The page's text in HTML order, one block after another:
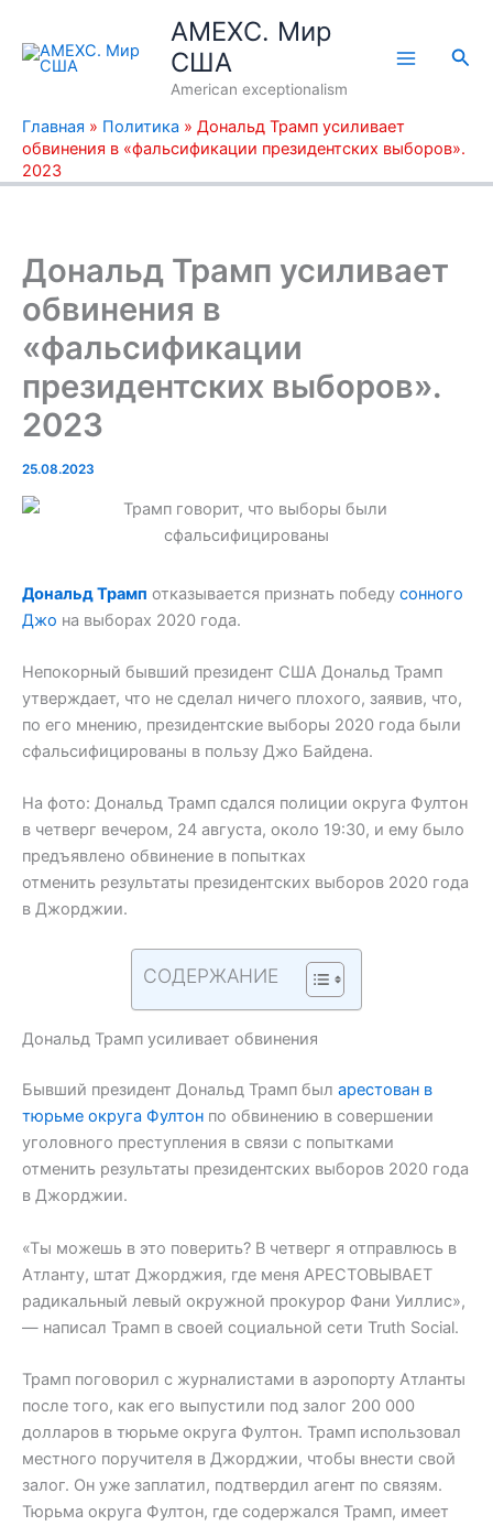
содержимому
AMEXC. Мир
США
American exceptionalism
Главная » Политика » Дональд Трамп усиливает
обвинения в «фальсификации президентских выборов».
2023
Дональд Трамп усиливает
обвинения в
«фальсификации
президентских выборов».
2023
25.08.2023
Дональд Трамп отказывается признать победу сонного
Джо на выборах 2020 года.
Непокорный бывший президент США Дональд Трамп
утверждает, что не сделал ничего плохого, заявив, что,
по его мнению, президентские выборы 2020 года были
сфальсифицированы в пользу Джо Байдена.
На фото: Дональд Трамп сдался полиции округа Фултон
в четверг вечером, 24 августа, около 19:30, и ему было
предъявлено обвинение в попытках
отменить результаты президентских выборов 2020 года
в Джорджии.
СОДЕРЖАНИЕ
Дональд Трамп усиливает обвинения
Бывший президент Дональд Трамп был арестован в
тюрьме округа Фултон по обвинению в совершении
уголовного преступления в связи с попытками
отменить результаты президентских выборов 2020 года
в Джорджии.
«Ты можешь в это поверить? В четверг я отправлюсь в
Атланту, штат Джорджия, где меня АРЕСТОВЫВАЕТ
радикальный левый окружной прокурор Фани Уиллис»,
— написал Трамп в своей социальной сети Truth Social.
Трамп поговорил с журналистами в аэропорту Атланты
после того, как его выпустили под залог 200 000
долларов в тюрьме округа Фултон. Трамп использовал
местного поручителя в Джорджии, чтобы внести свой
залог. Он уже заплатил, подтвердил агент по связям.
Тюрьма округа Фултон, где содержался Трамп, имеет